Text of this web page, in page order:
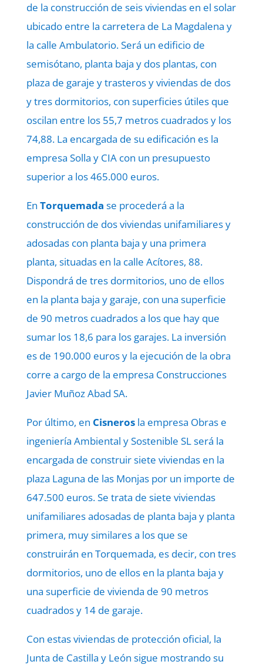
de la construcción de seis viviendas en el solar
ubicado entre la carretera de La Magdalena y
la calle Ambulatorio. Será un edificio de
semisótano, planta baja y dos plantas, con
plaza de garaje y trasteros y viviendas de dos
y tres dormitorios, con superficies útiles que
oscilan entre los 55,7 metros cuadrados y los
74,88. La encargada de su edificación es la
empresa Solla y CIA con un presupuesto
superior a los 465.000 euros.
En Torquemada se procederá a la
construcción de dos viviendas unifamiliares y
adosadas con planta baja y una primera
planta, situadas en la calle Acítores, 88.
Dispondrá de tres dormitorios, uno de ellos
en la planta baja y garaje, con una superficie
de 90 metros cuadrados a los que hay que
sumar los 18,6 para los garajes. La inversión
es de 190.000 euros y la ejecución de la obra
corre a cargo de la empresa Construcciones
Javier Muñoz Abad SA.
Por último, en Cisnerosla empresa Obras e
ingeniería Ambiental y Sostenible SL será la
encargada de construir siete viviendas en la
plaza Laguna de las Monjas por un importe de
647.500 euros. Se trata de siete viviendas
unifamiliares adosadas de planta baja y planta
primera, muy similares a los que se
construirán en Torquemada, es decir, con tres
dormitorios, uno de ellos en la planta baja y
una superficie de vivienda de 90 metros
cuadrados y 14 de garaje.
Con estas viviendas de protección oficial, la
Junta de Castilla y León sigue mostrando su